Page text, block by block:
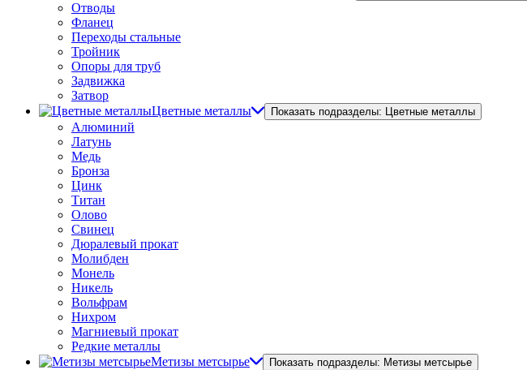
Отводы
Фланец
Переходы стальные
Тройник
Опоры для труб
Задвижка
Затвор
Цветные металлы
Показать подразделы: Цветные металлы
Алюминий
Латунь
Медь
Бронза
Цинк
Титан
Олово
Свинец
Дюралевый прокат
Молибден
Монель
Никель
Вольфрам
Нихром
Магниевый прокат
Редкие металлы
Метизы метсырье
Показать подразделы: Метизы метсырье